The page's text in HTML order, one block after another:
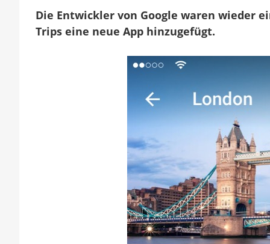
Die Entwickler von Google waren wieder
Trips eine neue App hinzugefügt.